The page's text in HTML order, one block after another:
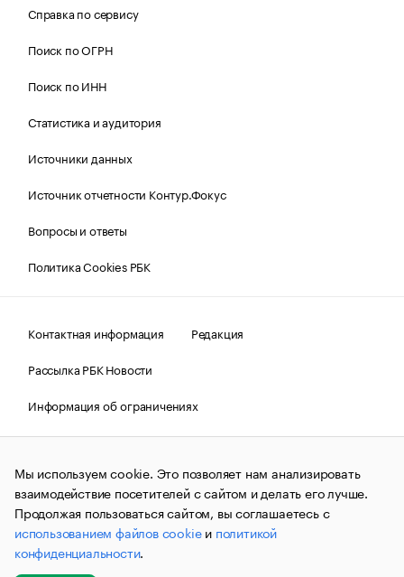
Справка по сервису
Поиск по ОГРН
Поиск по ИНН
Статистика и аудитория
Источники данных
Источник отчетности Контур.Фокус
Вопросы и ответы
Политика Cookies РБК
Контактная информация
Редакция
Рассылка РБК Новости
Информация об ограничениях
Правовая информация
О соблюдении авторских прав
© АО «РОСБИЗНЕСКОНСАЛТИНГ»,1995–2026.Сообщения
и материалы информационного агентства «РБК»
(зарегистрировано Федеральной службой по надзору в сфере
связи, информационных технологий и массовых
коммуникаций (Роскомнадзор) 09.12.2015 за номером ИА
№ФС77-63848) сопровождаются пометкой «РБК». Отдельные
публикации могут содержать информацию,
Мы используем cookie. Это позволяет нам анализировать
взаимодействие посетителей с сайтом и делать его лучше.
Продолжая пользоваться сайтом, вы соглашаетесь с
использованием файлов cookieи политикой
конфиденциальности.